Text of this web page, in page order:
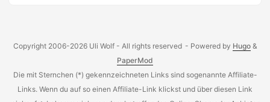
Copyright 2006-2026 Uli Wolf - All rights reserved - Powered by Hugo &
PaperMod
Die mit Sternchen (*) gekennzeichneten Links sind sogenannte Affiliate-
Links. Wenn du auf so einen Affiliate-Link klickst und über diesen Link